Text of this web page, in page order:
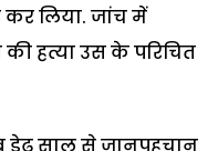
कर लिया. जांच में
हत्या उस के परिचित
डेढ़ साल से जानपहचान